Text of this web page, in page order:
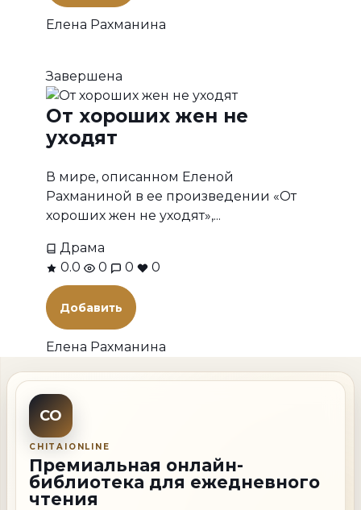
Елена Рахманина
Завершена
От хороших жен не
уходят
В мире, описанном Еленой
Рахманиной в ее произведении «От
хороших жен не уходят»,...
Драма
0.0
0 0 0
Добавить
Елена Рахманина
CO
CHITAIONLINE
Премиальная онлайн-
библиотека для ежедневного
чтения